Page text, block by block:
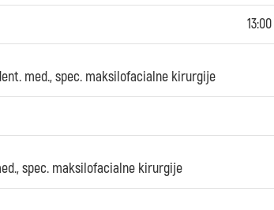
med., spec. maksilofacialne kirurgije
spec. maksilofacialne kirurgije